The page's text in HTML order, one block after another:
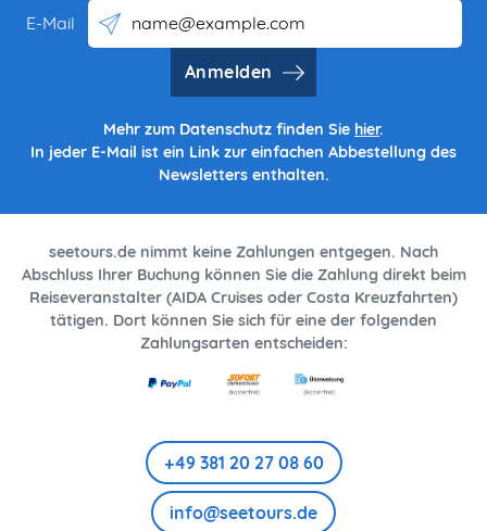
E-Mail
Anmelden
Mehr zum Datenschutz finden Sie hier.
In jeder E-Mail ist ein Link zur einfachen Abbestellung des
Newsletters enthalten.
seetours.de nimmt keine Zahlungen entgegen. Nach
Abschluss Ihrer Buchung können Sie die Zahlung direkt beim
Reiseveranstalter (AIDA Cruises oder Costa Kreuzfahrten)
tätigen. Dort können Sie sich für eine der folgenden
Zahlungsarten entscheiden:
+49 381 20 27 08 60
info@seetours.de